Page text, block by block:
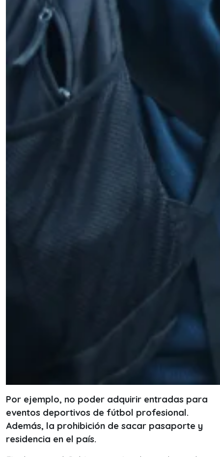
Por ejemplo, no poder adquirir entradas para
eventos deportivos de fútbol profesional.
Además, la prohibición de sacar pasaporte y
residencia en el país.